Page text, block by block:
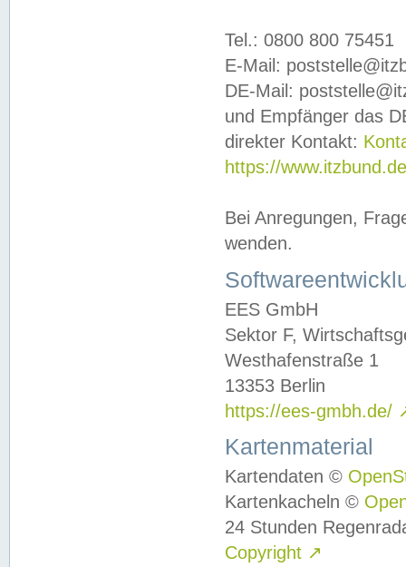
Tel.: 0800 800 75451
E-Mail:
DE-Mail:
und Empfänger das
direkter Kontakt:
https://
Bei Anregungen,
wenden.
EES GmbH
Sektor F,
Westhafenstraße 1
13353 Berlin
https://ees-gmbh.de/
Kartenmaterial
Kartendaten ©
Kartenkacheln ©
24 Stunden
Copyright ↗